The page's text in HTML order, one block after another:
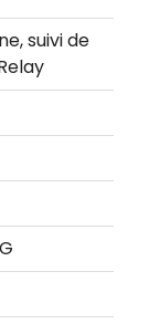
suivi de